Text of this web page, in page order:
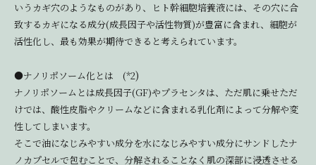
いうカギ穴のようなものがあり、ヒト幹細胞培養液には、その穴に合
致するカギになる成分(成長因子や活性物質)が豊富に含まれ、細胞が
活性化し、最も効果が期待できると考えられています。
●ナノリポソーム化とは (*2)
ナノリポソームとは成長因子(GF)やプラセンタは、ただ肌に乗せただ
けでは、酸性皮脂やクリームなどに含まれる乳化剤によって分解や変
性してしまいます。
そこで油になじみやすい成分を水になじみやすい成分にサンドしたナ
ノカプセルで包むことで、分解されることなく肌の深部に浸透させる